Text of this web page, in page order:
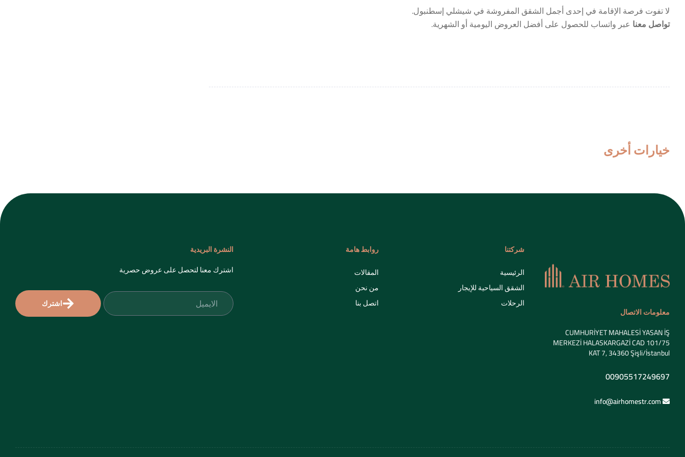
لا تفوت فرصة الإقامة في إحدى أجمل الشقق المفروشة في شيشلي إسطنبول.
تواصل معنا عبر واتساب للحصول على أفضل العروض اليومية أو الشهرية.
خيارات أخرى
معلومات الاتصال
CUMHURİYET MAHALESİ YASAN İŞ
MERKEZİ HALASKARGAZİ CAD 101/75
KAT 7, 34360 Şişli/İstanbul
00905517249697
info@airhomestr.com
شركتنا
الرئيسية
الشقق السياحية للإيجار
الرحلات
روابط هامة
المقالات
من نحن
اتصل بنا
النشرة البريدية
اشترك معنا لتحصل على عروض حصرية
اشترك